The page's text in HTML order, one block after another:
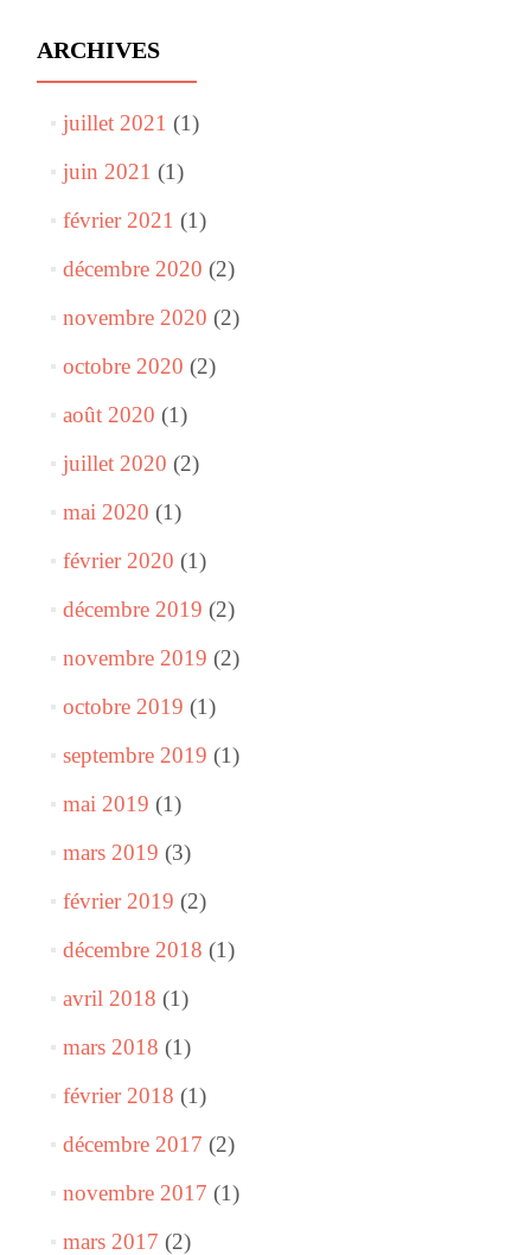
ARCHIVES
juillet 2021 (1)
juin 2021 (1)
février 2021 (1)
décembre 2020 (2)
novembre 2020 (2)
octobre 2020 (2)
août 2020 (1)
juillet 2020 (2)
mai 2020 (1)
février 2020 (1)
décembre 2019 (2)
novembre 2019 (2)
octobre 2019 (1)
septembre 2019 (1)
mai 2019 (1)
mars 2019 (3)
février 2019 (2)
décembre 2018 (1)
avril 2018 (1)
mars 2018 (1)
février 2018 (1)
décembre 2017 (2)
novembre 2017 (1)
mars 2017 (2)